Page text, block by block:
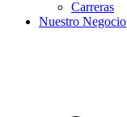
Carreras
Nuestro Negocio